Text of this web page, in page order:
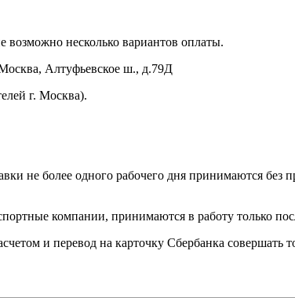
несколько вариантов оплаты.
Алтуфьевское ш., д.79Д
г. Москва).
не более одного рабочего дня принимаются без
компании, принимаются в работу только
и перевод на карточку Сбербанка